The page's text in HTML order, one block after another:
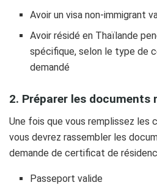
Avoir un visa non-immigrant
Avoir résidé en Thaïlande
spécifique, selon le type de
demandé
2. Préparer les documents
Une fois que vous remplissez les
vous devrez rassembler les
demande de certificat de
Passeport valide